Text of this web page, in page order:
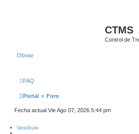
CTMS
Control de
Obviar
FAQ
Portal Foro
Fecha actual Vie Ago 07, 2026 5:44 pm
Vestíbulo